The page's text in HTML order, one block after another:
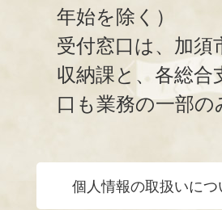
年始を除く）
受付窓口は、加須
収納課と、 各総合
口も業務の一部の
個人情報の取扱いにつ